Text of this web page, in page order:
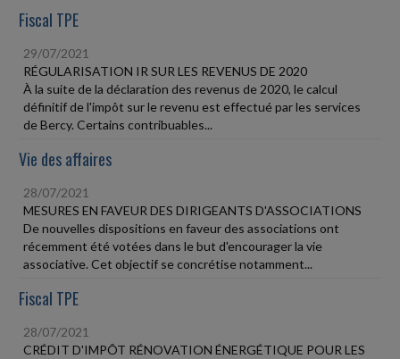
Fiscal TPE
29/07/2021
RÉGULARISATION IR SUR LES REVENUS DE 2020
À la suite de la déclaration des revenus de 2020, le calcul
définitif de l'impôt sur le revenu est effectué par les services
de Bercy. Certains contribuables...
Vie des affaires
28/07/2021
MESURES EN FAVEUR DES DIRIGEANTS D'ASSOCIATIONS
De nouvelles dispositions en faveur des associations ont
récemment été votées dans le but d'encourager la vie
associative. Cet objectif se concrétise notamment...
Fiscal TPE
28/07/2021
CRÉDIT D'IMPÔT RÉNOVATION ÉNERGÉTIQUE POUR LES